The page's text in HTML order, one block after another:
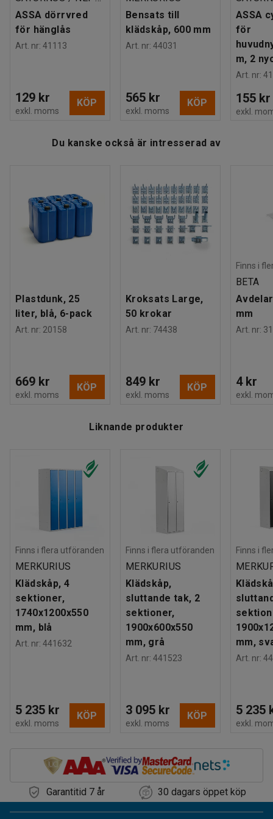
Ladda ner skötselråd
Visa nerladdningsbara BIM-objekt
Höjd: 1900
Bredd : 600
mm
Förstärkt enkelplåt
mm
Sektionsbredd: 300
Sluttande
Material
Stålplåt
Färg dörr
Antal dörrar 2
Antal sektioner: 1
Rek. antal personer för hantering : 2
Montering
Levereras monterad
Tester: EN 16121:2023
ASSA dörrvred
för hänglås
Art. nr: 41113
129 kr
exkl. moms
KÖP
Bensats till
klädskåp, 600 mm
Art. nr: 44031
565 kr
exkl. moms
KÖP
ASSA
för
m, 2
Art. nr:
155 kr
exkl.
Du kanske också är intresserad av
Plastdunk, 25
liter, blå, 6-pack
Art. nr: 20158
669 kr
exkl. moms
KÖP
Kroksats Large,
50 krokar
Art. nr: 74438
849 kr
exkl. moms
KÖP
Finns i
BETA
mm
Art. nr:
4 kr
exkl.
Liknande produkter
Finns i flera utföranden
MERKURIUS
Klädskåp, 4
sektioner,
1740x1200x550
mm, blå
Art. nr: 441632
5 235 kr
exkl. moms
KÖP
Finns i flera utföranden
MERKURIUS
Klädskåp,
sluttande tak, 2
sektioner,
1900x600x550
mm, grå
Art. nr: 441523
3 095 kr
exkl. moms
KÖP
Finns i
mm,
Art. nr:
5 235
exkl.
Garantitid 7 år 30 dagars öppet köp